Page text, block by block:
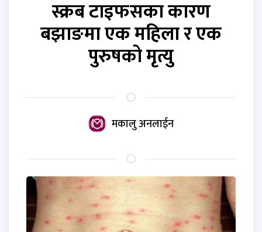
स्क्रब टाइफसका कारण
बझाङमा एक महिला र एक
पुरुषको मृत्यु
मकालु अनलाईन